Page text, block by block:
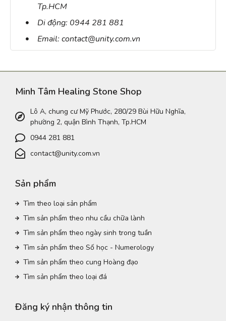
Tp.HCM
Di động: 0944 281 881
Email: contact@unity.com.vn
Minh Tâm Healing Stone Shop
Lô A, chung cư Mỹ Phước, 280/29 Bùi Hữu Nghĩa,
phường 2, quận Bình Thạnh, Tp.HCM
0944 281 881
contact@unity.com.vn
Sản phẩm
Tìm theo loại sản phẩm
Tìm sản phẩm theo nhu cầu chữa lành
Tìm sản phẩm theo ngày sinh trong tuần
Tìm sản phẩm theo Số học - Numerology
Tìm sản phẩm theo cung Hoàng đạo
Tìm sản phẩm theo loại đá
Đăng ký nhận thông tin